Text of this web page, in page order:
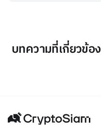
บทความที่เกี่ยวข้อง